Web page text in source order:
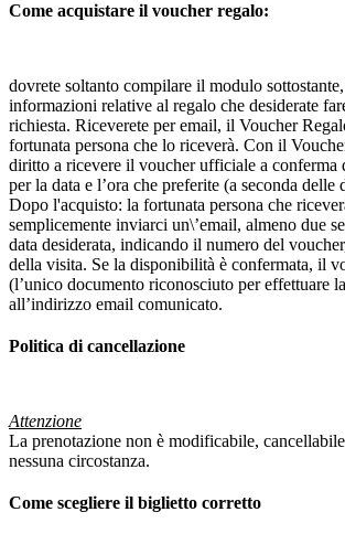
Come acquistare il voucher regalo:
dovrete soltanto compilare il modulo
informazioni relative al regalo che desiderate
richiesta. Riceverete per email, il Voucher
fortunata persona che lo riceverà. Con il
diritto a ricevere il voucher ufficiale a conferma
per la data e l’ora che preferite (a seconda delle
Dopo l'acquisto: la fortunata persona che
semplicemente inviarci un\’email, almeno due
data desiderata, indicando il numero del
della visita. Se la disponibilità è confermata, il
(l’unico documento riconosciuto per effettuare
all’indirizzo email comunicato.
Politica di cancellazione
Attenzione
La prenotazione non è modificabile,
nessuna circostanza.
Come scegliere il biglietto corretto